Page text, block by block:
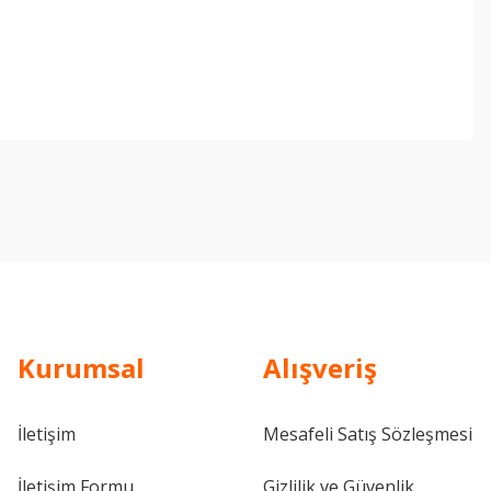
Kurumsal
İletişim
Alışveriş
Mesafeli Satış Sözleşmesi